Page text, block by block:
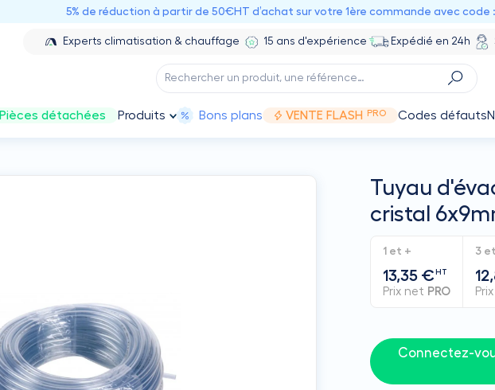
5% de réduction à partir de 50€HT d’achat sur votre 1ère commande avec code :
Experts climatisation & chauffage 15 ans d'expérience Expédié en 24h
Pièces détachées Produits Bons plans VENTE FLASH PRO Codes défauts
Tuyau
cristal
1 et +
13,35 € HT
Prix net PRO
3
Connectez-